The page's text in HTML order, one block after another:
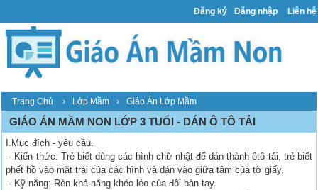
Đăng ký Đăng nhập Liên hệ
Trang Chủ › Lớp Mầm › Giáo Án Lớp Mầm
GIÁO ÁN MẦM NON LỚP 3 TUỔI - DÁN Ô TÔ TẢI
I.Mục đích - yêu cầu.
- Kiến thức: Trẻ biết dùng các hình chữ nhật để dán thành ôtô tải, trẻ biết
phết hồ vào mặt trái của các hình và dán vào giữa tâm của tờ giấy.
- Kỹ năng: Rèn khả năng khéo léo của đôi bàn tay.